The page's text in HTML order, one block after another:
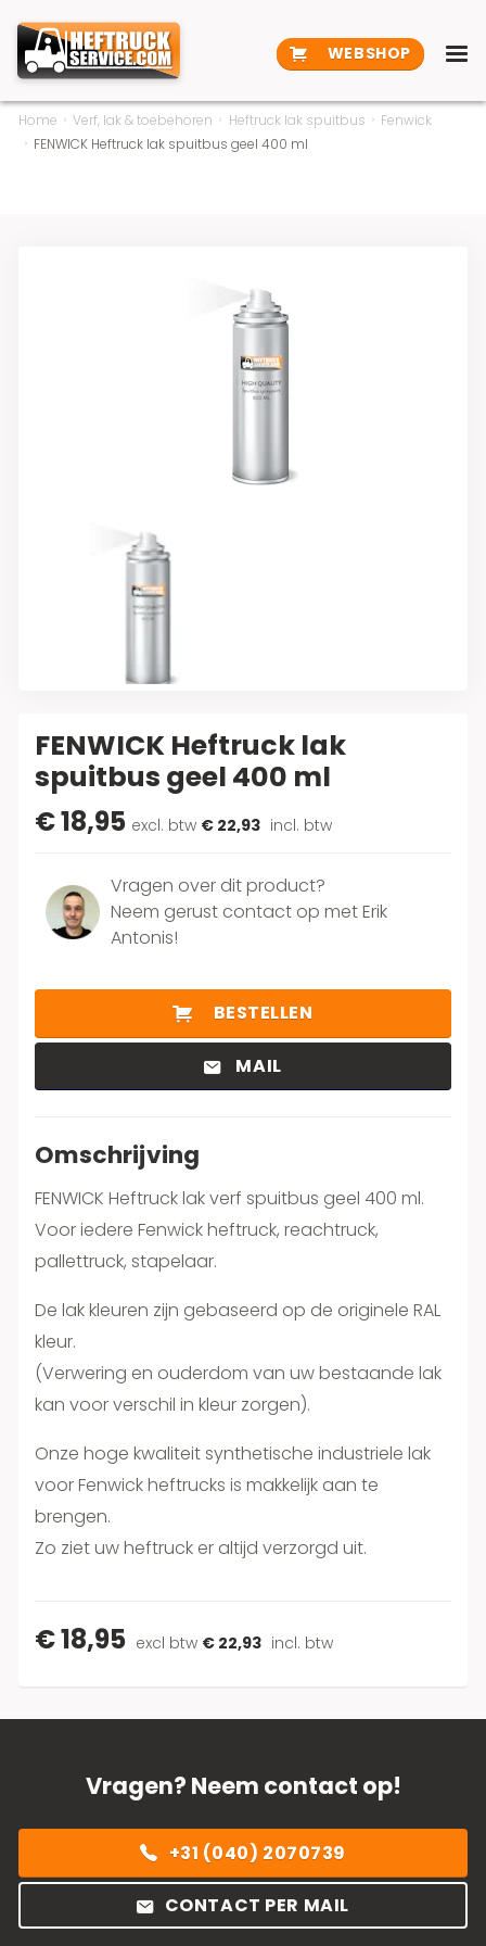
WEBSHOP
Home Verf, lak & toebehoren Heftruck lak spuitbus
Fenwick
FENWICK Heftruck lak spuitbus geel 400 ml
FENWICK Heftruck lak
spuitbus geel 400 ml
€ 18,95 excl. btw € 22,93 incl. btw
Vragen over dit product?
Neem gerust contact op met Erik
Antonis!
BESTELLEN
MAIL
Omschrijving
FENWICK Heftruck lak verf spuitbus geel 400 ml.
Voor iedere Fenwick heftruck, reachtruck,
pallettruck, stapelaar.
De lak kleuren zijn gebaseerd op de originele RAL
kleur.
(Verwering en ouderdom van uw bestaande lak
kan voor verschil in kleur zorgen).
Onze hoge kwaliteit synthetische industriele lak
voor Fenwick heftrucks is makkelijk aan te
brengen.
Zo ziet uw heftruck er altijd verzorgd uit.
€ 18,95 excl btw € 22,93 incl. btw
Vragen? Neem contact op!
+31 (040) 2070739
CONTACT PER MAIL